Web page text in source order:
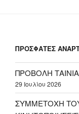
ΠΡΟΣΦΑΤΕΣ
ΠΡΟΒΟΛΗ
29 Ιουλίου 2026
ΣΥΜΜΕΤΟΧΗ